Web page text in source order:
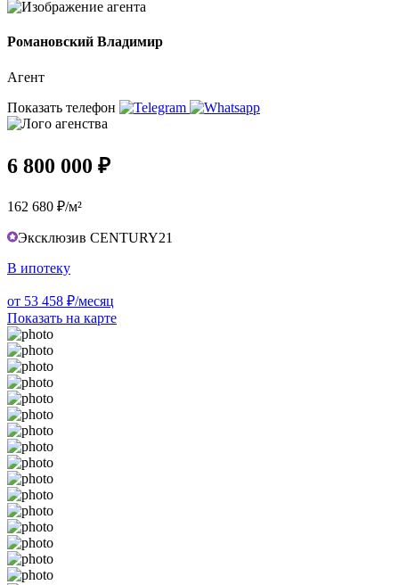
Романовский Владимир
Агент
Показать телефон
6 800 000 ₽
162 680 ₽/м²
Эксклюзив CENTURY21
В ипотеку
от 53 458 ₽/месяц
Показать на карте